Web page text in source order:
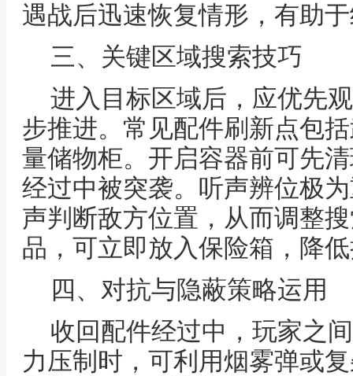
遇战后迅速恢复情形，有助
三、关键区域搜索技巧
进入目标区域后，应优先
步推进。常见配件刷新点包
量储物柜。开启容器前可先
经过中被突袭。听声辨位极
声判断敌方位置，从而调整
品，可立即放入保险箱，降
四、对抗与隐蔽策略运用
收回配件经过中，玩家之
力压制时，可利用烟雾弹或